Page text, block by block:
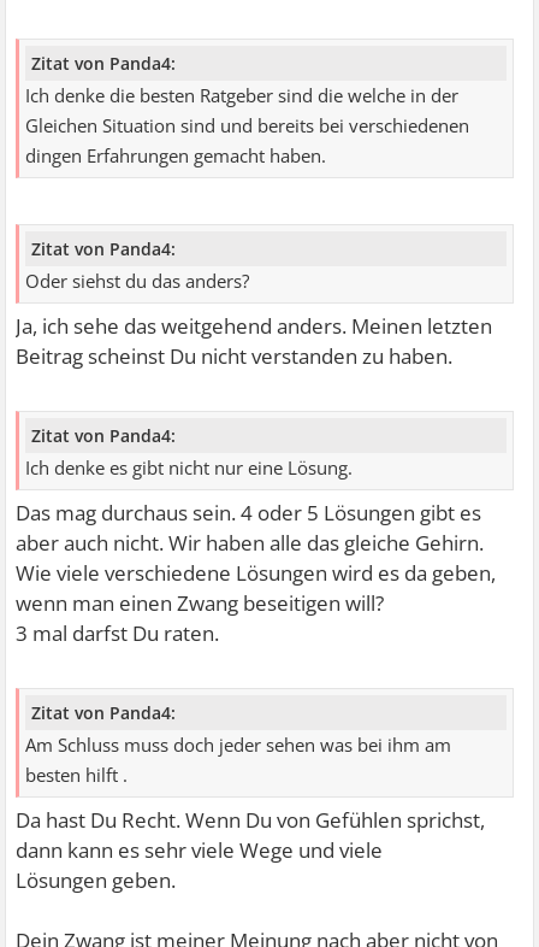
Zitat von Panda4:
Ich denke die besten Ratgeber sind die welche in der
Gleichen Situation sind und bereits bei verschiedenen
dingen Erfahrungen gemacht haben.
Zitat von Panda4:
Oder siehst du das anders?
Ja, ich sehe das weitgehend anders. Meinen letzten
Beitrag scheinst Du nicht verstanden zu haben.
Zitat von Panda4:
Ich denke es gibt nicht nur eine Lösung.
Das mag durchaus sein. 4 oder 5 Lösungen gibt es
aber auch nicht. Wir haben alle das gleiche Gehirn.
Wie viele verschiedene Lösungen wird es da geben,
wenn man einen Zwang beseitigen will?
3 mal darfst Du raten.
Zitat von Panda4:
Am Schluss muss doch jeder sehen was bei ihm am
besten hilft .
Da hast Du Recht. Wenn Du von Gefühlen sprichst,
dann kann es sehr viele Wege und viele
Lösungen geben.
Dein Zwang ist meiner Meinung nach aber nicht von